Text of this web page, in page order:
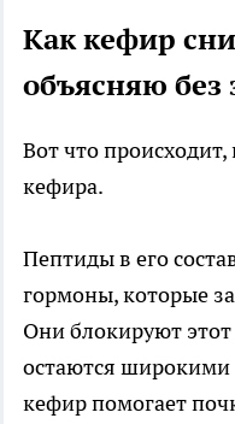
Как кефир
объясняю без
Вот что
кефира.
Пептиды в его
гормоны, которые
Они блокируют
остаются широкими
кефир помогает